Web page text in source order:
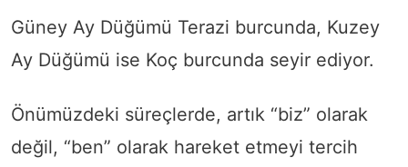
Güney Ay Düğümü Terazi burcunda, Kuzey
Ay Düğümü ise Koç burcunda seyir ediyor.
Önümüzdeki süreçlerde, artık “biz” olarak
değil, “ben” olarak hareket etmeyi tercih